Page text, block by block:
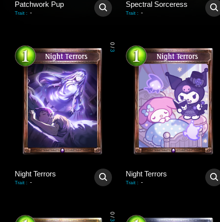
Patchwork Pup
Trait : -
Spectral Sorceress
Trait : -
0
/
3
Night Terrors
Trait : -
Night Terrors
Trait : -
0
/
3